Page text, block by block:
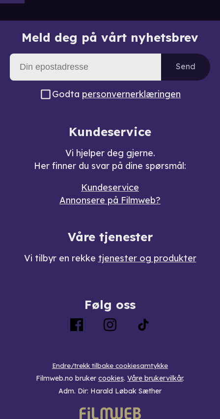
Meld deg på vårt nyhetsbrev
Send
Godta personvernerklæringen
Kundeservice
Vi hjelper deg gjerne.
Her finner du svar på dine spørsmål:
Kundeservice
Annonsere på Filmweb?
Våre tjenester
Vi tilbyr en rekke tjenester og produkter
Følg oss
Endre/trekk tilbake cookiesamtykke
Filmweb.no bruker cookies. Våre brukervilkår.
Adm. Dir: Harald Løbak Sæther